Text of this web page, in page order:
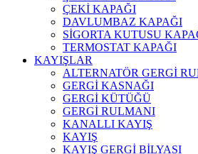
ÇEKİ KAPAĞI
DAVLUMBAZ KAPAĞI
SİGORTA KUTUSU
TERMOSTAT KAPAĞI
KAYIŞLAR
ALTERNATÖR GERGİ
GERGİ KASNAĞI
GERGİ KÜTÜĞÜ
GERGİ RULMANI
KANALLI KAYIŞ
KAYIŞ
KAYIŞ GERGİ BİLYASI